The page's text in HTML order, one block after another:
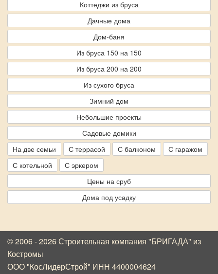
Коттеджи из бруса
Дачные дома
Дом-баня
Из бруса 150 на 150
Из бруса 200 на 200
Из сухого бруса
Зимний дом
Небольшие проекты
Садовые домики
На две семьи
С террасой С балконом
С гаражом
С котельной
С эркером
Цены на сруб
Дома под усадку
© 2006 - 2026 Строительная компания "БРИГАДА" из
Костромы
ООО "КосЛидерСтрой" ИНН 4400004624